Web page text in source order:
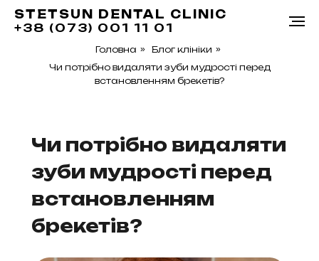
STETSUN DENTAL CLINIC
+38 (073) 001 11 01
Головна » Блог клініки »
Чи потрібно видаляти зуби мудрості перед
встановленням брекетів?
Чи потрібно видаляти
зуби мудрості перед
встановленням
брекетів?